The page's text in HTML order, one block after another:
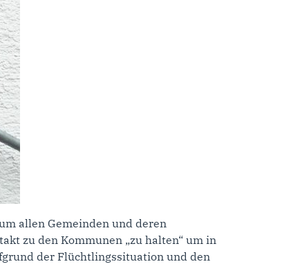
allen Gemeinden und deren
zu den Kommunen „zu halten“ um in
der Flüchtlingssituation und den